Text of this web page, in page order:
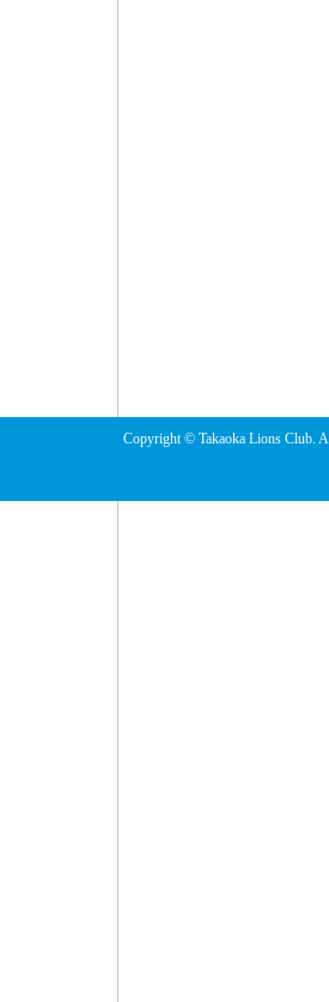
Copyright © Takaoka Lions Club.